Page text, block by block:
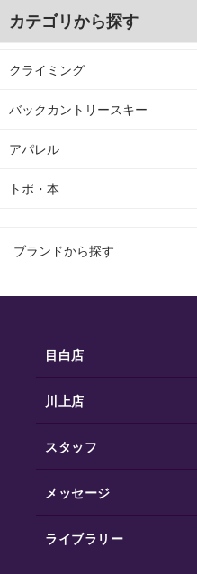
カテゴリから探す
クライミング
バックカントリースキー
アパレル
トポ・本
ブランドから探す
目白店
川上店
スタッフ
メッセージ
ライブラリー